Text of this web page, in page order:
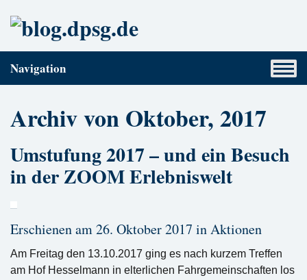
Navigation
Archiv von Oktober, 2017
Umstufung 2017 – und ein Besuch
in der ZOOM Erlebniswelt
Erschienen am 26. Oktober 2017 inAktionen
Am Freitag den 13.10.2017 ging es nach kurzem Treffen
am Hof Hesselmann in elterlichen Fahrgemeinschaften los